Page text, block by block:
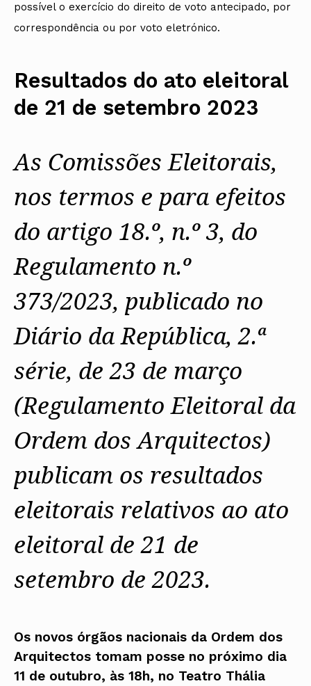
possível o exercício do direito de voto antecipado, por
correspondência ou por voto eletrónico.
Resultados do ato eleitoral
de 21 de setembro 2023
As Comissões Eleitorais,
nos termos e para efeitos
do artigo 18.º, n.º 3, do
Regulamento n.º
373/2023, publicado no
Diário da República, 2.ª
série, de 23 de março
(Regulamento Eleitoral da
Ordem dos Arquitectos)
publicam os resultados
eleitorais relativos ao ato
eleitoral de 21 de
setembro de 2023.
Os novos órgãos nacionais da Ordem dos
Arquitectos tomam posse no próximo dia
11 de outubro, às 18h, no Teatro Thália